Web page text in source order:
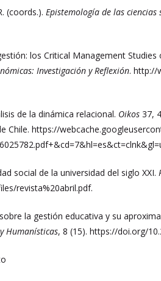
(coords.).Epistemología de las
los Critical Management
Investigación y Reflexión. http://
de la dinámica relacional. Oikos 37,
Chile. https://
social de la universidad del siglo XXI.
revista%20abril.pdf.
la gestión educativa y su
Humanísticas, 8 (15). https://doi.org/